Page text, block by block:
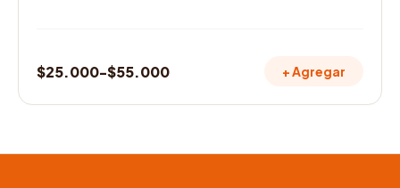
$25.000-$55.000
Rango
de
+ Agregar